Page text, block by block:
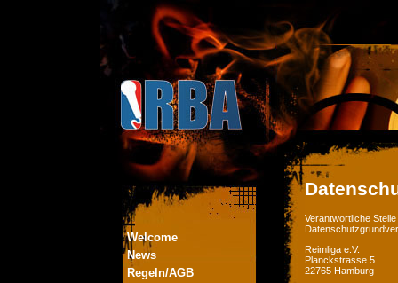
Welcome
News
Regeln/AGB
Verantwortliche
Reimliga e.V.
Planckstrasse 5
22765 Hamburg